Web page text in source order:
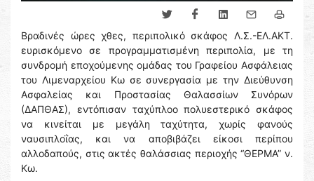
Βραδινές ώρες χθες, περιπολικό σκάφος Λ.Σ.-ΕΛ.ΑΚΤ.
ευρισκόμενο σε προγραμματισμένη περιπολία, με τη
συνδρομή εποχούμενης ομάδας του Γραφείου Ασφάλειας
του Λιμεναρχείου Κω σε συνεργασία με την Διεύθυνση
Ασφαλείας και Προστασίας Θαλασσίων Συνόρων
(ΔΑΠΘΑΣ), εντόπισαν ταχύπλοο πολυεστερικό σκάφος
να κινείται με μεγάλη ταχύτητα, χωρίς φανούς
ναυσιπλοΐας, και να αποβιβάζει είκοσι περίπου
αλλοδαπούς, στις ακτές θαλάσσιας περιοχής “ΘΕΡΜΑ” ν.
Κω.